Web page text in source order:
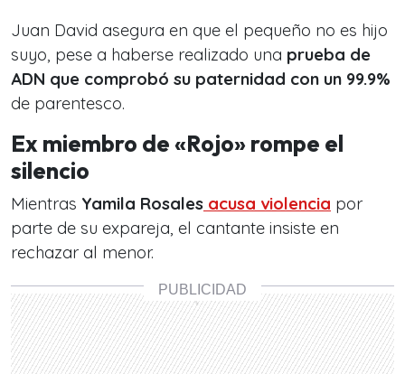
Juan David asegura en que el pequeño no es hijo
suyo, pese a haberse realizado una prueba de
ADN que comprobó su paternidad con un 99.9%
de parentesco.
Ex miembro de «Rojo» rompe el
silencio
Mientras Yamila Rosales acusa violencia por
parte de su expareja, el cantante insiste en
rechazar al menor.